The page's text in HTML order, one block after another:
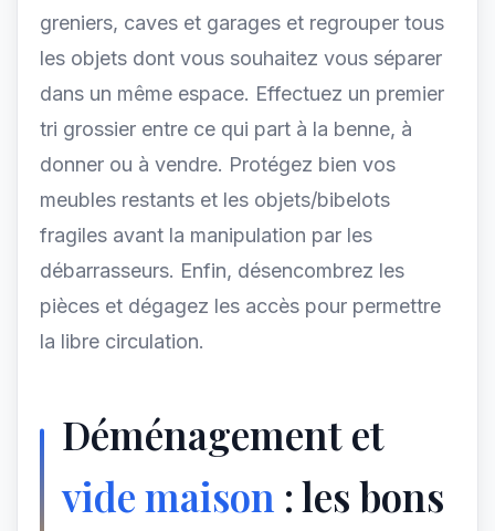
greniers, caves et garages et regrouper tous
les objets dont vous souhaitez vous séparer
dans un même espace. Effectuez un premier
tri grossier entre ce qui part à la benne, à
donner ou à vendre. Protégez bien vos
meubles restants et les objets/bibelots
fragiles avant la manipulation par les
débarrasseurs. Enfin, désencombrez les
pièces et dégagez les accès pour permettre
la libre circulation.
Déménagement et
vide maison : les bons